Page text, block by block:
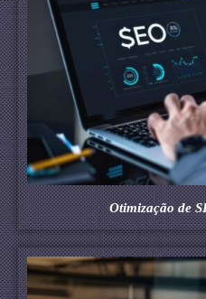
Otimização de